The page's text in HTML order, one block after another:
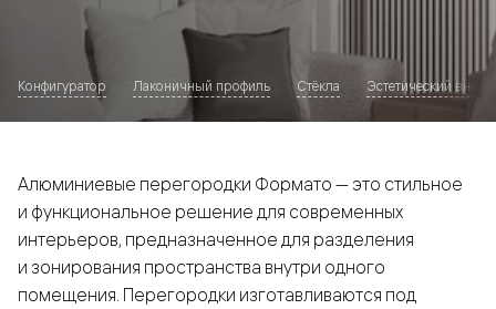
Конфигуратор Лаконичный профиль Стёкла Эстетический
Алюминиевые перегородки Формато — это стильное
и функциональное решение для современных
интерьеров, предназначенное для разделения
и зонирования пространства внутри одного
помещения. Перегородки изготавливаются под